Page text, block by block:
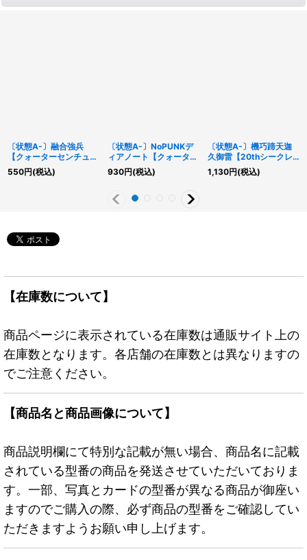
〔状態A-〕融合強兵
【クォーターセンチュリ
ーシークレット】
{DUNE-JP061}《魔
550円(税込)
〔状態A-〕NoPUNKデ
ィアノート【クォーター
センチュリーシークレッ
ト】{QCTB-JP027}
930円(税込)
〔状態A-〕機巧蹄天迦
久御雷【20thシークレ
ット】{IGAS-JP024}
《モンスター》
1,130円(税込)
【在庫数について】
商品ページに表示されている在庫数は通販サイト上の
在庫数となります。各店舗の在庫数とは異なりますの
でご注意ください。
【商品名と商品画像について】
商品説明欄にて特別な記載が無い場合、商品名に記載
されている型番の商品を発送させていただいておりま
す。一部、写真とカードの型番が異なる商品が御座い
ますのでご購入の際、必ず商品の型番をご確認してい
ただきますようお願い申し上げます。